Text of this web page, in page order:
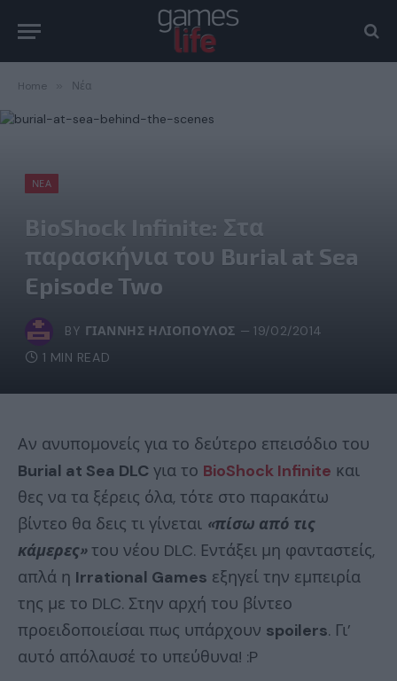
Home Νέα
ΝΈΑ
BioShock Infinite: Στα
παρασκήνια του Burial at Sea
Episode Two
BY ΓΙΆΝΝΗΣ ΗΛΙΌΠΟΥΛΟΣ
19/02/2014
1 MIN READ
Αν ανυπομονείς για το δεύτερο επεισόδιο του
Burial at Sea DLC για το BioShock Infinite και
θες να τα ξέρεις όλα, τότε στο παρακάτω
βίντεο θα δεις τι γίνεται «πίσω από τις
κάμερες»του νέου DLC. Εντάξει μη φανταστείς,
απλά η Irrational Games εξηγεί την εμπειρία
της με το DLC. Στην αρχή του βίντεο
προειδοποιείσαι πως υπάρχουν spoilers. Γι’
αυτό απόλαυσέ το υπεύθυνα! :P